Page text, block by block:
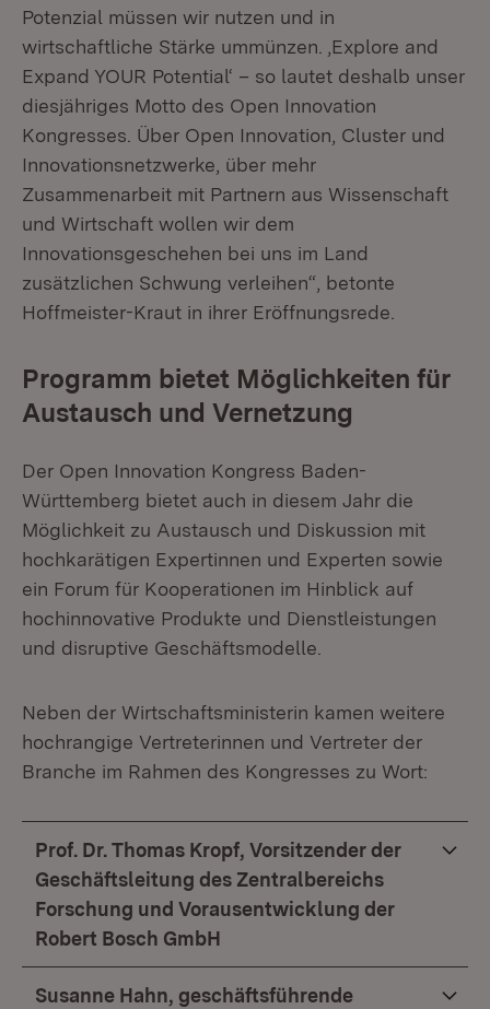
Potenzial müssen wir nutzen und in
wirtschaftliche Stärke ummünzen. ‚Explore and
Expand YOUR Potential‘ – so lautet deshalb unser
diesjähriges Motto des Open Innovation
Kongresses. Über Open Innovation, Cluster und
Innovationsnetzwerke, über mehr
Zusammenarbeit mit Partnern aus Wissenschaft
und Wirtschaft wollen wir dem
Innovationsgeschehen bei uns im Land
zusätzlichen Schwung verleihen“, betonte
Hoffmeister-Kraut in ihrer Eröffnungsrede.
Programm bietet Möglichkeiten für
Austausch und Vernetzung
Der Open Innovation Kongress Baden-
Württemberg bietet auch in diesem Jahr die
Möglichkeit zu Austausch und Diskussion mit
hochkarätigen Expertinnen und Experten sowie
ein Forum für Kooperationen im Hinblick auf
hochinnovative Produkte und Dienstleistungen
und disruptive Geschäftsmodelle.
Neben der Wirtschaftsministerin kamen weitere
hochrangige Vertreterinnen und Vertreter der
Branche im Rahmen des Kongresses zu Wort:
Prof. Dr. Thomas Kropf, Vorsitzender der
Geschäftsleitung des Zentralbereichs
Forschung und Vorausentwicklung der
Robert Bosch GmbH
Susanne Hahn, geschäftsführende